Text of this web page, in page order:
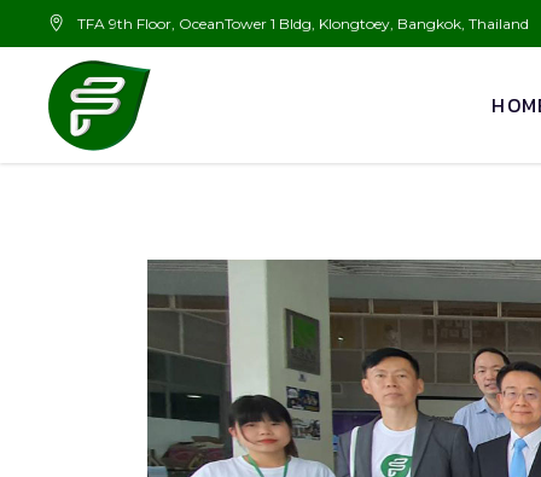
TFA 9th Floor, OceanTower 1 Bldg, Klongtoey, Bangkok, Thailand